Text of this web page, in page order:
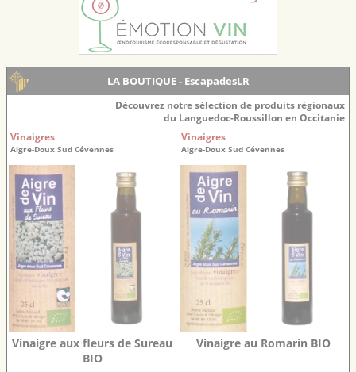
LA BOUTIQUE - EscapadesLR
Découvrez notre sélection de produits régionaux
du Languedoc-Roussillon en Occitanie
Vinaigres
Aigre-Doux Sud Cévennes
Vinaigre aux fleurs de Sureau
BIO
Vinaigres
Aigre-Doux Sud Cévennes
Vinaigre au Romarin BIO